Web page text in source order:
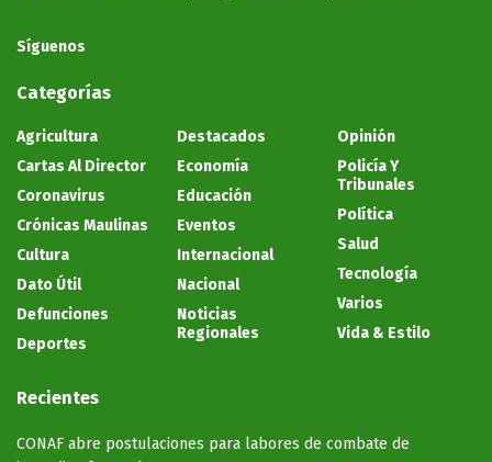
Síguenos
Categorías
Agricultura
Cartas Al Director
Coronavirus
Crónicas Maulinas
Cultura
Dato Útil
Defunciones
Deportes
Destacados
Economía
Educación
Eventos
Internacional
Nacional
Noticias
Regionales
Opinión
Policía Y
Tribunales
Política
Salud
Tecnología
Varios
Vida & Estilo
Recientes
CONAF abre postulaciones para labores de combate de